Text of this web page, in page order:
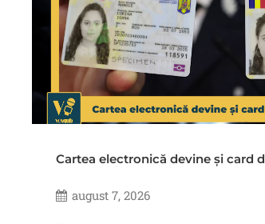
Cartea electronică devine și card
august 7, 2026